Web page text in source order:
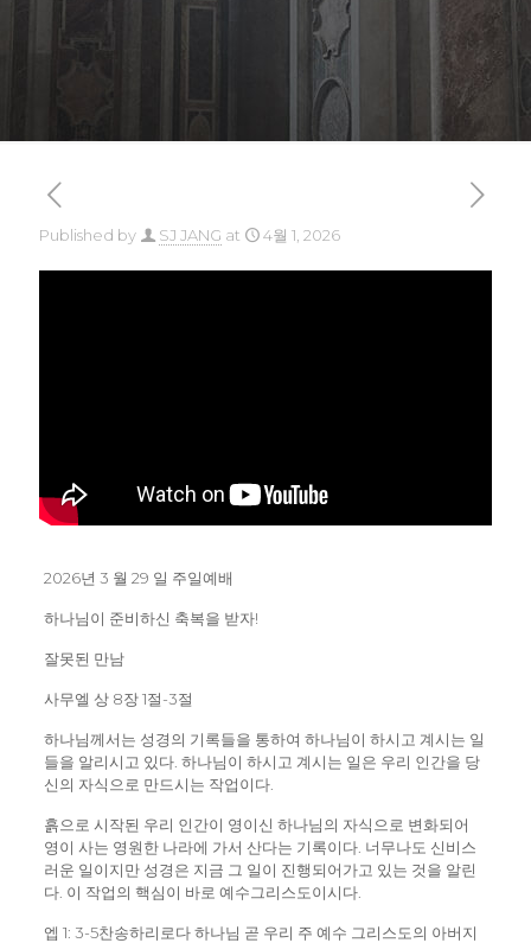
Published by SJ JANG at 4월 1, 2026
2026년 3 월 29 일 주일예배
하나님이 준비하신 축복을 받자!
잘못된 만남
사무엘 상 8장 1절-3절
하나님께서는 성경의 기록들을 통하여 하나님이 하시고 계시는 일
들을 알리시고 있다. 하나님이 하시고 계시는 일은 우리 인간을 당
신의 자식으로 만드시는 작업이다.
흙으로 시작된 우리 인간이 영이신 하나님의 자식으로 변화되어
영이 사는 영원한 나라에 가서 산다는 기록이다. 너무나도 신비스
러운 일이지만 성경은 지금 그 일이 진행되어가고 있는 것을 알린
다. 이 작업의 핵심이 바로 예수그리스도이시다.
엡 1: 3-5찬송하리로다 하나님 곧 우리 주 예수 그리스도의 아버지